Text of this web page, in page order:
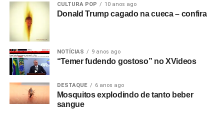
CULTURA POP 10 anos ago
Donald Trump cagado na cueca – confira
NOTÍCIAS 9 anos ago
“Temer fudendo gostoso” no XVideos
DESTAQUE 6 anos ago
Mosquitos explodindo de tanto beber
sangue